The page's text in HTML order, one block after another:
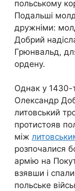
польському
Подальші
дружніми:
Добрий
Грюнвальд,
ордену.
Однак у 1430-
Олександр
литовський
протистояв
між
розпочалися
армію на
взявши і
польське